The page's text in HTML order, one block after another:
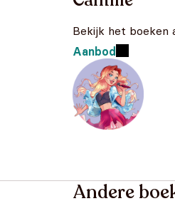
Bekijk het boeken
Aanbod
Andere